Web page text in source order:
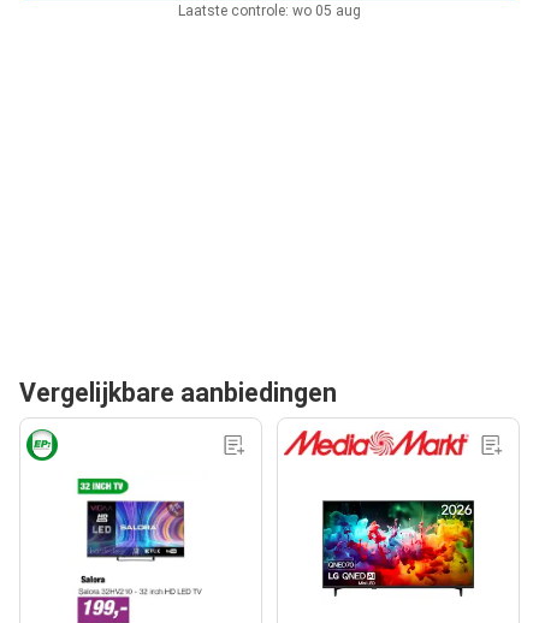
Laatste controle: wo 05 aug
Vergelijkbare aanbiedingen